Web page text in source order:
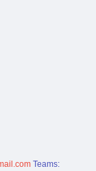
Teams: